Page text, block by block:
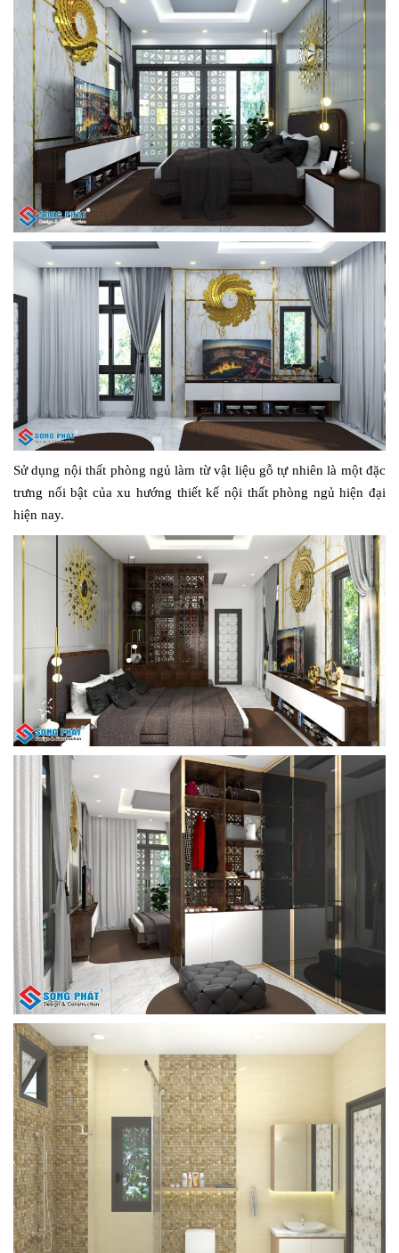
Sử dụng nội thất phòng ngủ làm từ vật liệu gỗ tự nhiên là một đặc
trưng nổi bật của xu hướng thiết kế nội thất phòng ngủ hiện đại
hiện nay.